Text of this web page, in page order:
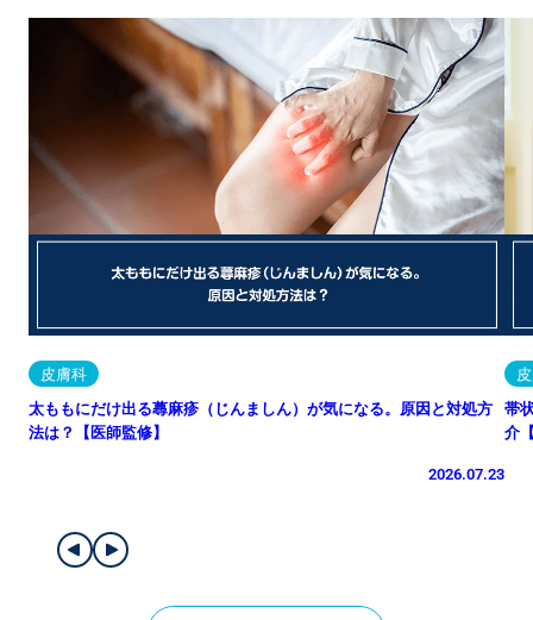
皮膚科
太ももにだけ出る蕁麻疹（じんましん）が気になる。原因と対処方
法は？【医師監修】
2026.07.23
帯
介